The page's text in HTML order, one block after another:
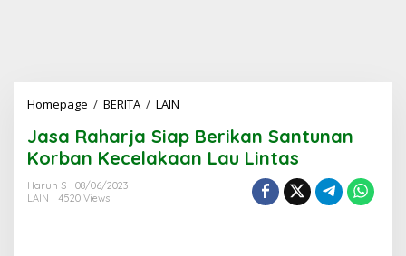
Homepage / BERITA / LAIN
Siap
Berikan
Santunan
Jasa Raharja Siap Berikan Santunan
Korban Kecelakaan Lau Lintas
Harun S
08/06/2023
LAIN
4520 Views